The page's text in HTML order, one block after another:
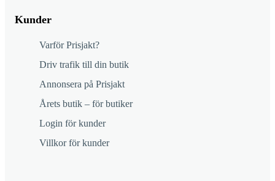
Kunder
Varför Prisjakt?
Driv trafik till din butik
Annonsera på Prisjakt
Årets butik – för butiker
Login för kunder
Villkor för kunder